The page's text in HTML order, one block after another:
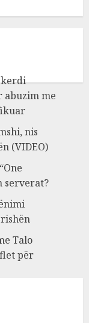
abuzim me
nis
(VIDEO)
serverat?
Talo
për